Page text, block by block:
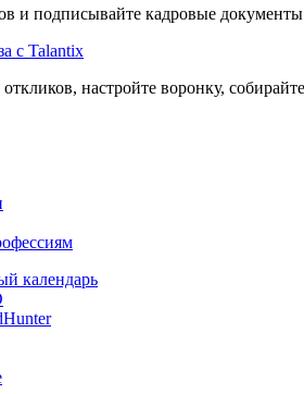
и подписывайте кадровые
с Talantix
настройте воронку,
календарь